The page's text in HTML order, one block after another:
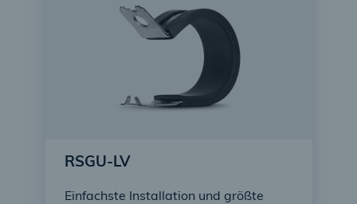
RSGU-LV
Einfachste Installation und größte